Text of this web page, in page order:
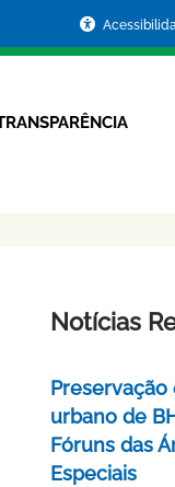
Notícias
urbano de
Fóruns das
Especiais